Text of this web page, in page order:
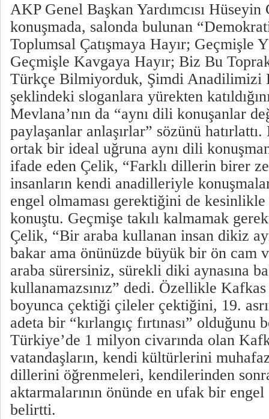
AKP Genel Başkan Yardımcısı Hüseyin
konuşmada, salonda bulunan
Toplumsal Çatışmaya Hayır; Geçmişle
Geçmişle Kavgaya Hayır; Biz Bu
Türkçe Bilmiyorduk, Şimdi Anadilimizi
şeklindeki sloganlara yürekten
Mevlana’nın da “aynı dili konuşanlar
paylaşanlar anlaşırlar” sözünü
ortak bir ideal uğruna aynı dili
ifade eden Çelik, “Farklı dillerin birer
insanların kendi anadilleriyle
engel olmaması gerektiğini de
konuştu. Geçmişe takılı kalmamak
Çelik, “Bir araba kullanan insan dikiz
bakar ama önünüzde büyük bir ön cam
araba sürersiniz, sürekli diki aynasına
kullanamazsınız” dedi. Özellikle
boyunca çektiği çileler çektiğini, 19.
adeta bir “kırlangıç fırtınası” olduğunu
Türkiye’de 1 milyon civarında olan
vatandaşların, kendi kültürlerini
dillerini öğrenmeleri, kendilerinden
aktarmalarının önünde en ufak bir
belirtti.